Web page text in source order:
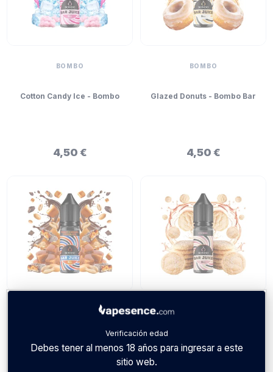
Verificación edad
Debes tener al menos 18 años para ingresar a este
sitio web.
BOMBO
Cotton Candy Ice - Bombo
4,50 €
BOMBO
Glazed Donuts - Bombo Bar
4,50 €
Peanut Caramel Chocolate -
Bombo Bar Juice Mini
Cookie - Bombo Bar Juice
Mini Longfill 5 ml